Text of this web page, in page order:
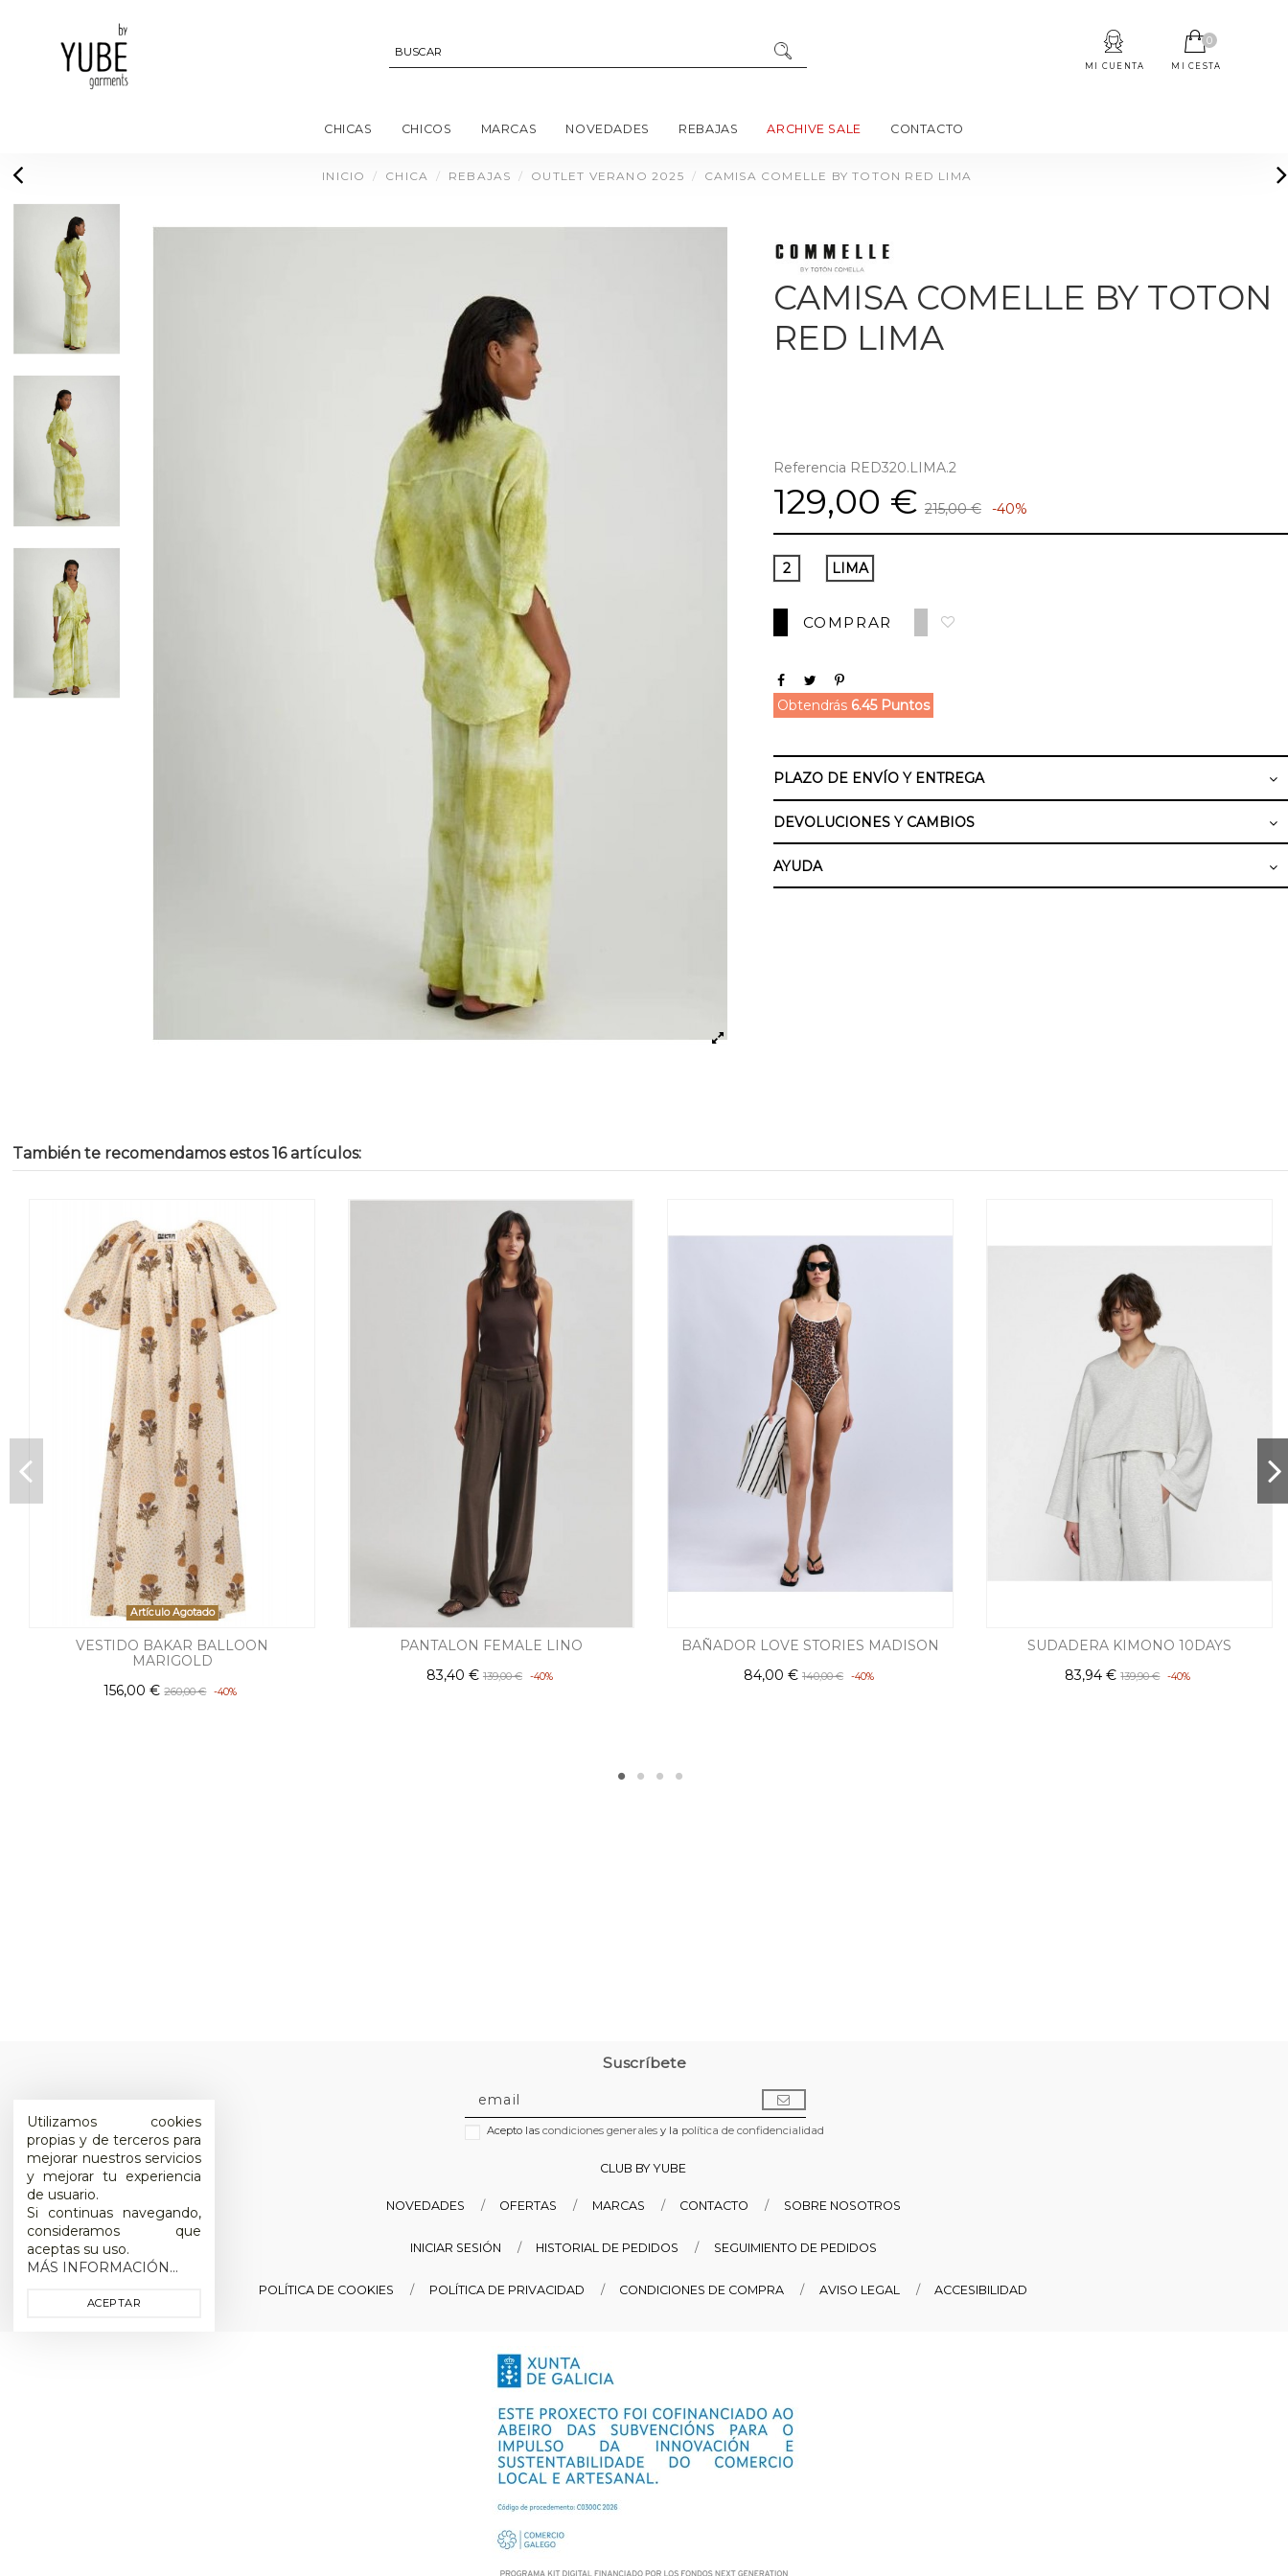
MI CUENTA
0
MI CESTA
CHICAS CHICOS MARCAS NOVEDADES REBAJAS ARCHIVE SALE CONTACTO
INICIO CHICA REBAJAS OUTLET VERANO 2025 CAMISA COMELLE BY TOTON RED LIMA
CAMISA COMELLE BY TOTON
RED LIMA
Referencia RED320.LIMA.2
129,00 € 215,00 € -40%
2 LIMA
COMPRAR
Obtendrás 6.45 Puntos
PLAZO DE ENVÍO Y ENTREGA
DEVOLUCIONES Y CAMBIOS
AYUDA
También te recomendamos estos 16 artículos:
Artículo Agotado
VESTIDO BAKAR BALLOON
MARIGOLD
156,00 € 260,00 € -40%
PANTALON FEMALE LINO
83,40 € 139,00 € -40%
BAÑADOR LOVE STORIES MADISON
84,00 € 140,00 € -40%
SUDADERA KIMONO 10DAYS
83,94 € 139,90 € -40%
Suscríbete
Acepto las condiciones generalesy la política de confidencialidad
CLUB BY YUBE
NOVEDADES OFERTAS MARCAS CONTACTO SOBRE NOSOTROS
INICIAR SESIÓN HISTORIAL DE PEDIDOS SEGUIMIENTO DE PEDIDOS
POLÍTICA DE COOKIES POLÍTICA DE PRIVACIDAD CONDICIONES DE COMPRA AVISO LEGAL ACCESIBILIDAD
Utilizamos cookies
propias y de terceros para
mejorar nuestros servicios
y mejorar tu experiencia
de usuario.
Si continuas navegando,
consideramos que
aceptas su uso.
MÁS INFORMACIÓN...
ACEPTAR